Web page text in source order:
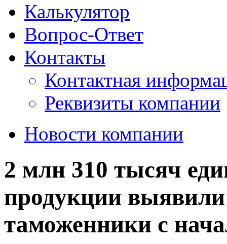
Калькулятор
Вопрос-Ответ
Контакты
Контактная
Реквизиты компании
Новости компании
2 млн 310 тысяч
продукции
таможенники с